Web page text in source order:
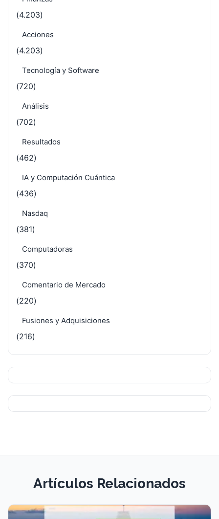
(4.203)
Acciones
(4.203)
Tecnología y Software
(720)
Análisis
(702)
Resultados
(462)
IA y Computación Cuántica
(436)
Nasdaq
(381)
Computadoras
(370)
Comentario de Mercado
(220)
Fusiones y Adquisiciones
(216)
Artículos Relacionados